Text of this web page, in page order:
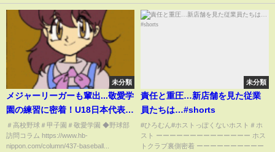
未分類
メジャーリーガーも輩出...敬愛学
園の練習に密着！U18日本代表監
督を務めた名将の秘話も
＃高校野球＃甲子園＃敬愛学園 ◆野球部
訪問コラム https://www.hb-
nippon.com/column/437-baseball...
未分類
責任と重圧…新店舗を見た従業
員たちは…#shorts
#ひろむん#ホストっぽくないホスト＃ホ
スト ーーーーーーーーーーーーーー ホス
トクラブ裏側密着 ーーーーーーーーーー